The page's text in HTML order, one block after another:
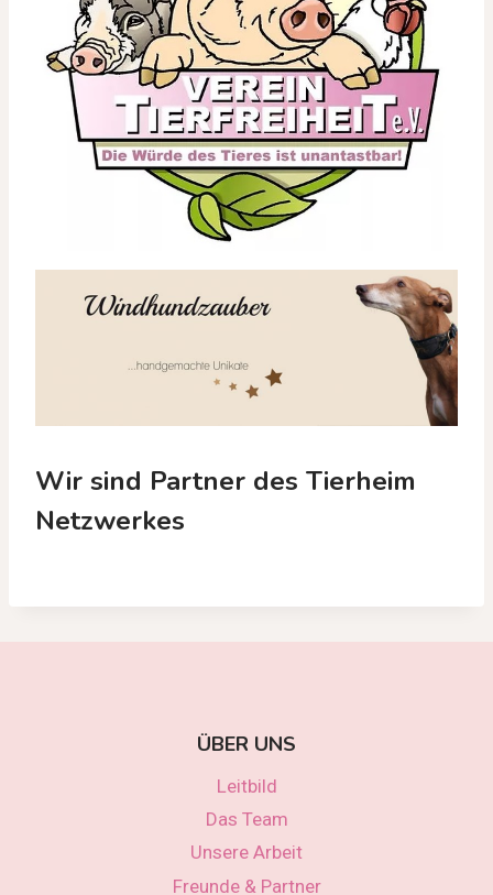
Wir sind Partner des Tierheim
Netzwerkes
ÜBER UNS
Leitbild
Das Team
Unsere Arbeit
Freunde & Partner